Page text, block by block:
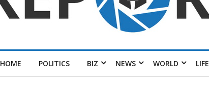
HOME POLITICS BIZ NEWS WORLD LIFE